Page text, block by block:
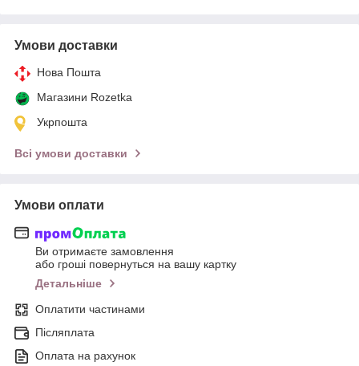
Умови доставки
Нова Пошта
Магазини Rozetka
Укрпошта
Всі умови доставки
Умови оплати
Ви отримаєте замовлення
або гроші повернуться на вашу картку
Детальніше
Оплатити частинами
Післяплата
Оплата на рахунок